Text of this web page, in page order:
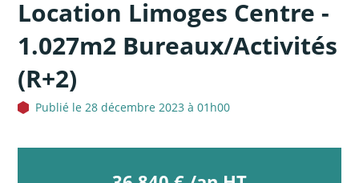
Location Limoges Centre -
1.027m2 Bureaux/Activités
(R+2)
Publié le 28 décembre 2023 à 01h00